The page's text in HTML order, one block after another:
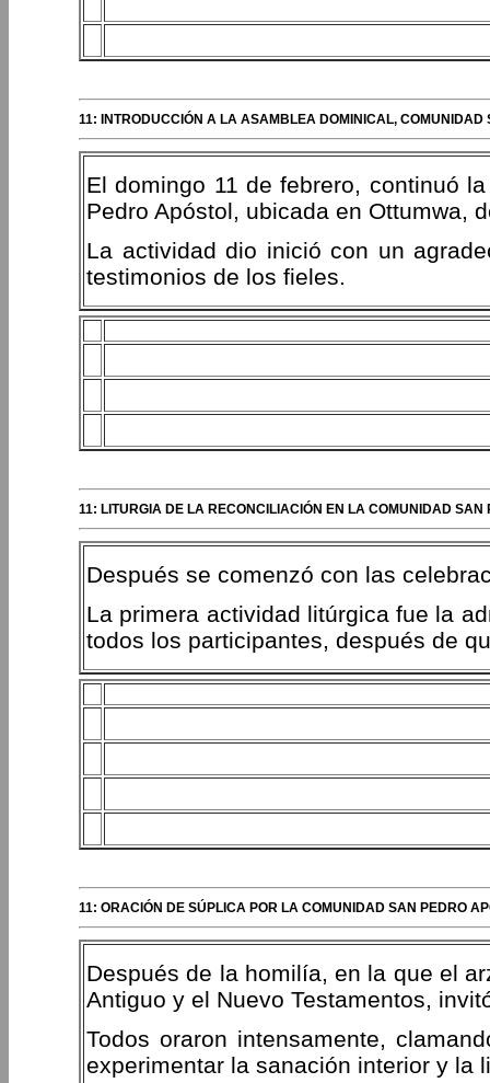
11: INTRODUCCIÓN A LA ASAMBLEA DOMINICAL, COMUNIDAD
El domingo 11 de febrero, continuó
Pedro Apóstol, ubicada en Ottumwa,
La actividad dio inició con un
testimonios de los fieles.
11: LITURGIA DE LA RECONCILIACIÓN EN LA COMUNIDAD SAN
Después se comenzó con las
La primera actividad litúrgica fue la
todos los participantes, después de
11: ORACIÓN DE SÚPLICA POR LA COMUNIDAD SAN PEDRO
Después de la homilía, en la que el
Antiguo y el Nuevo Testamentos,
Todos oraron intensamente,
experimentar la sanación interior y la